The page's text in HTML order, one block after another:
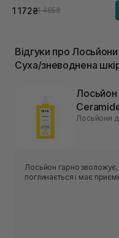
1 172₴1 465₴
Відгуки про
Суха/зневоднена
Лосьйон
Лосьйони
Лосьйон гарно зволожує,
поглинається і має